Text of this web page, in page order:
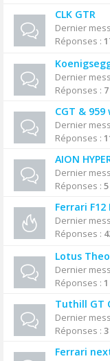
CLK GTR
Dernier
Réponses :
Dernier
Réponses : 7
CGT &
Dernier
Réponses :
AION
Dernier
Réponses : 5
Ferrari
Dernier
Réponses :
Lotus
Dernier
Réponses : 1
Tuthill GT
Dernier
Réponses : 3
Ferrari